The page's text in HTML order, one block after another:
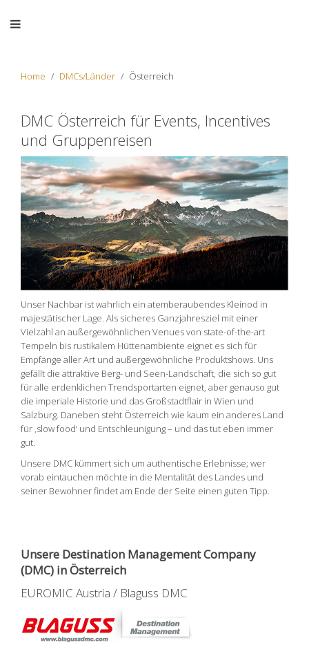
Home DMCs/Länder Österreich
DMC Österreich für Events, Incentives
und Gruppenreisen
Unser Nachbar ist wahrlich ein atemberaubendes Kleinod in
majestätischer Lage. Als sicheres Ganzjahresziel mit einer
Vielzahl an außergewöhnlichen Venues von state-of-the-art
Tempeln bis rustikalem Hüttenambiente eignet es sich für
Empfänge aller Art und außergewöhnliche Produktshows. Uns
gefällt die attraktive Berg- und Seen-Landschaft, die sich so gut
für alle erdenklichen Trendsportarten eignet, aber genauso gut
die imperiale Historie und das Großstadtflair in Wien und
Salzburg. Daneben steht Österreich wie kaum ein anderes Land
für ‚slow food‘ und Entschleunigung – und das tut eben immer
gut.
Unsere DMC kümmert sich um authentische Erlebnisse; wer
vorab eintauchen möchte in die Mentalität des Landes und
seiner Bewohner findet am Ende der Seite einen guten Tipp.
Unsere Destination Management Company
(DMC) in Österreich
EUROMIC Austria / Blaguss DMC